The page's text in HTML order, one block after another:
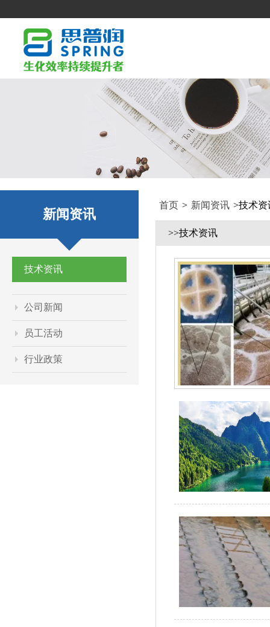
新闻资讯
技术资讯
公司新闻
员工活动
行业政策
首页 > 新闻资讯 >技术资
>>技术资讯
工艺让污泥膨胀永远消失...
也迎来了一年中最“闹脾气”的时候——污泥
睁看着成本飙升。 ✦污泥膨胀，到底是谁